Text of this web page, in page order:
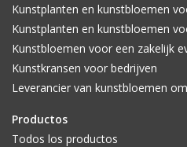
Kunstplanten en kunstbloemen
Kunstplanten en kunstbloemen
Kunstbloemen voor een zakelijk
Kunstkransen voor bedrijven
Leverancier van kunstbloemen
Productos
Todos los productos